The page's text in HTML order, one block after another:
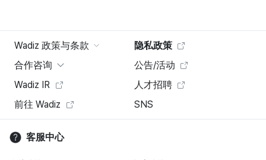
Wadiz 政策与条款
隐私政策
合作咨询
公告/活动
Wadiz IR
人才招聘
前往 Wadiz
SNS
客服中心